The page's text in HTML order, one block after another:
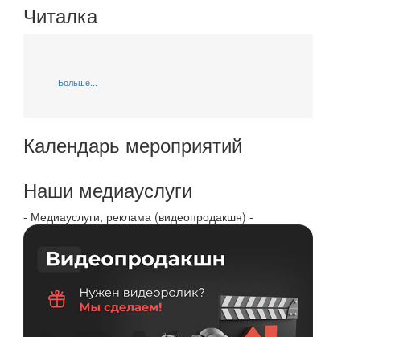
Читалка
Больше...
Календарь мероприятий
Наши медиауслуги
- Медиауслуги, реклама (видеопродакшн) -